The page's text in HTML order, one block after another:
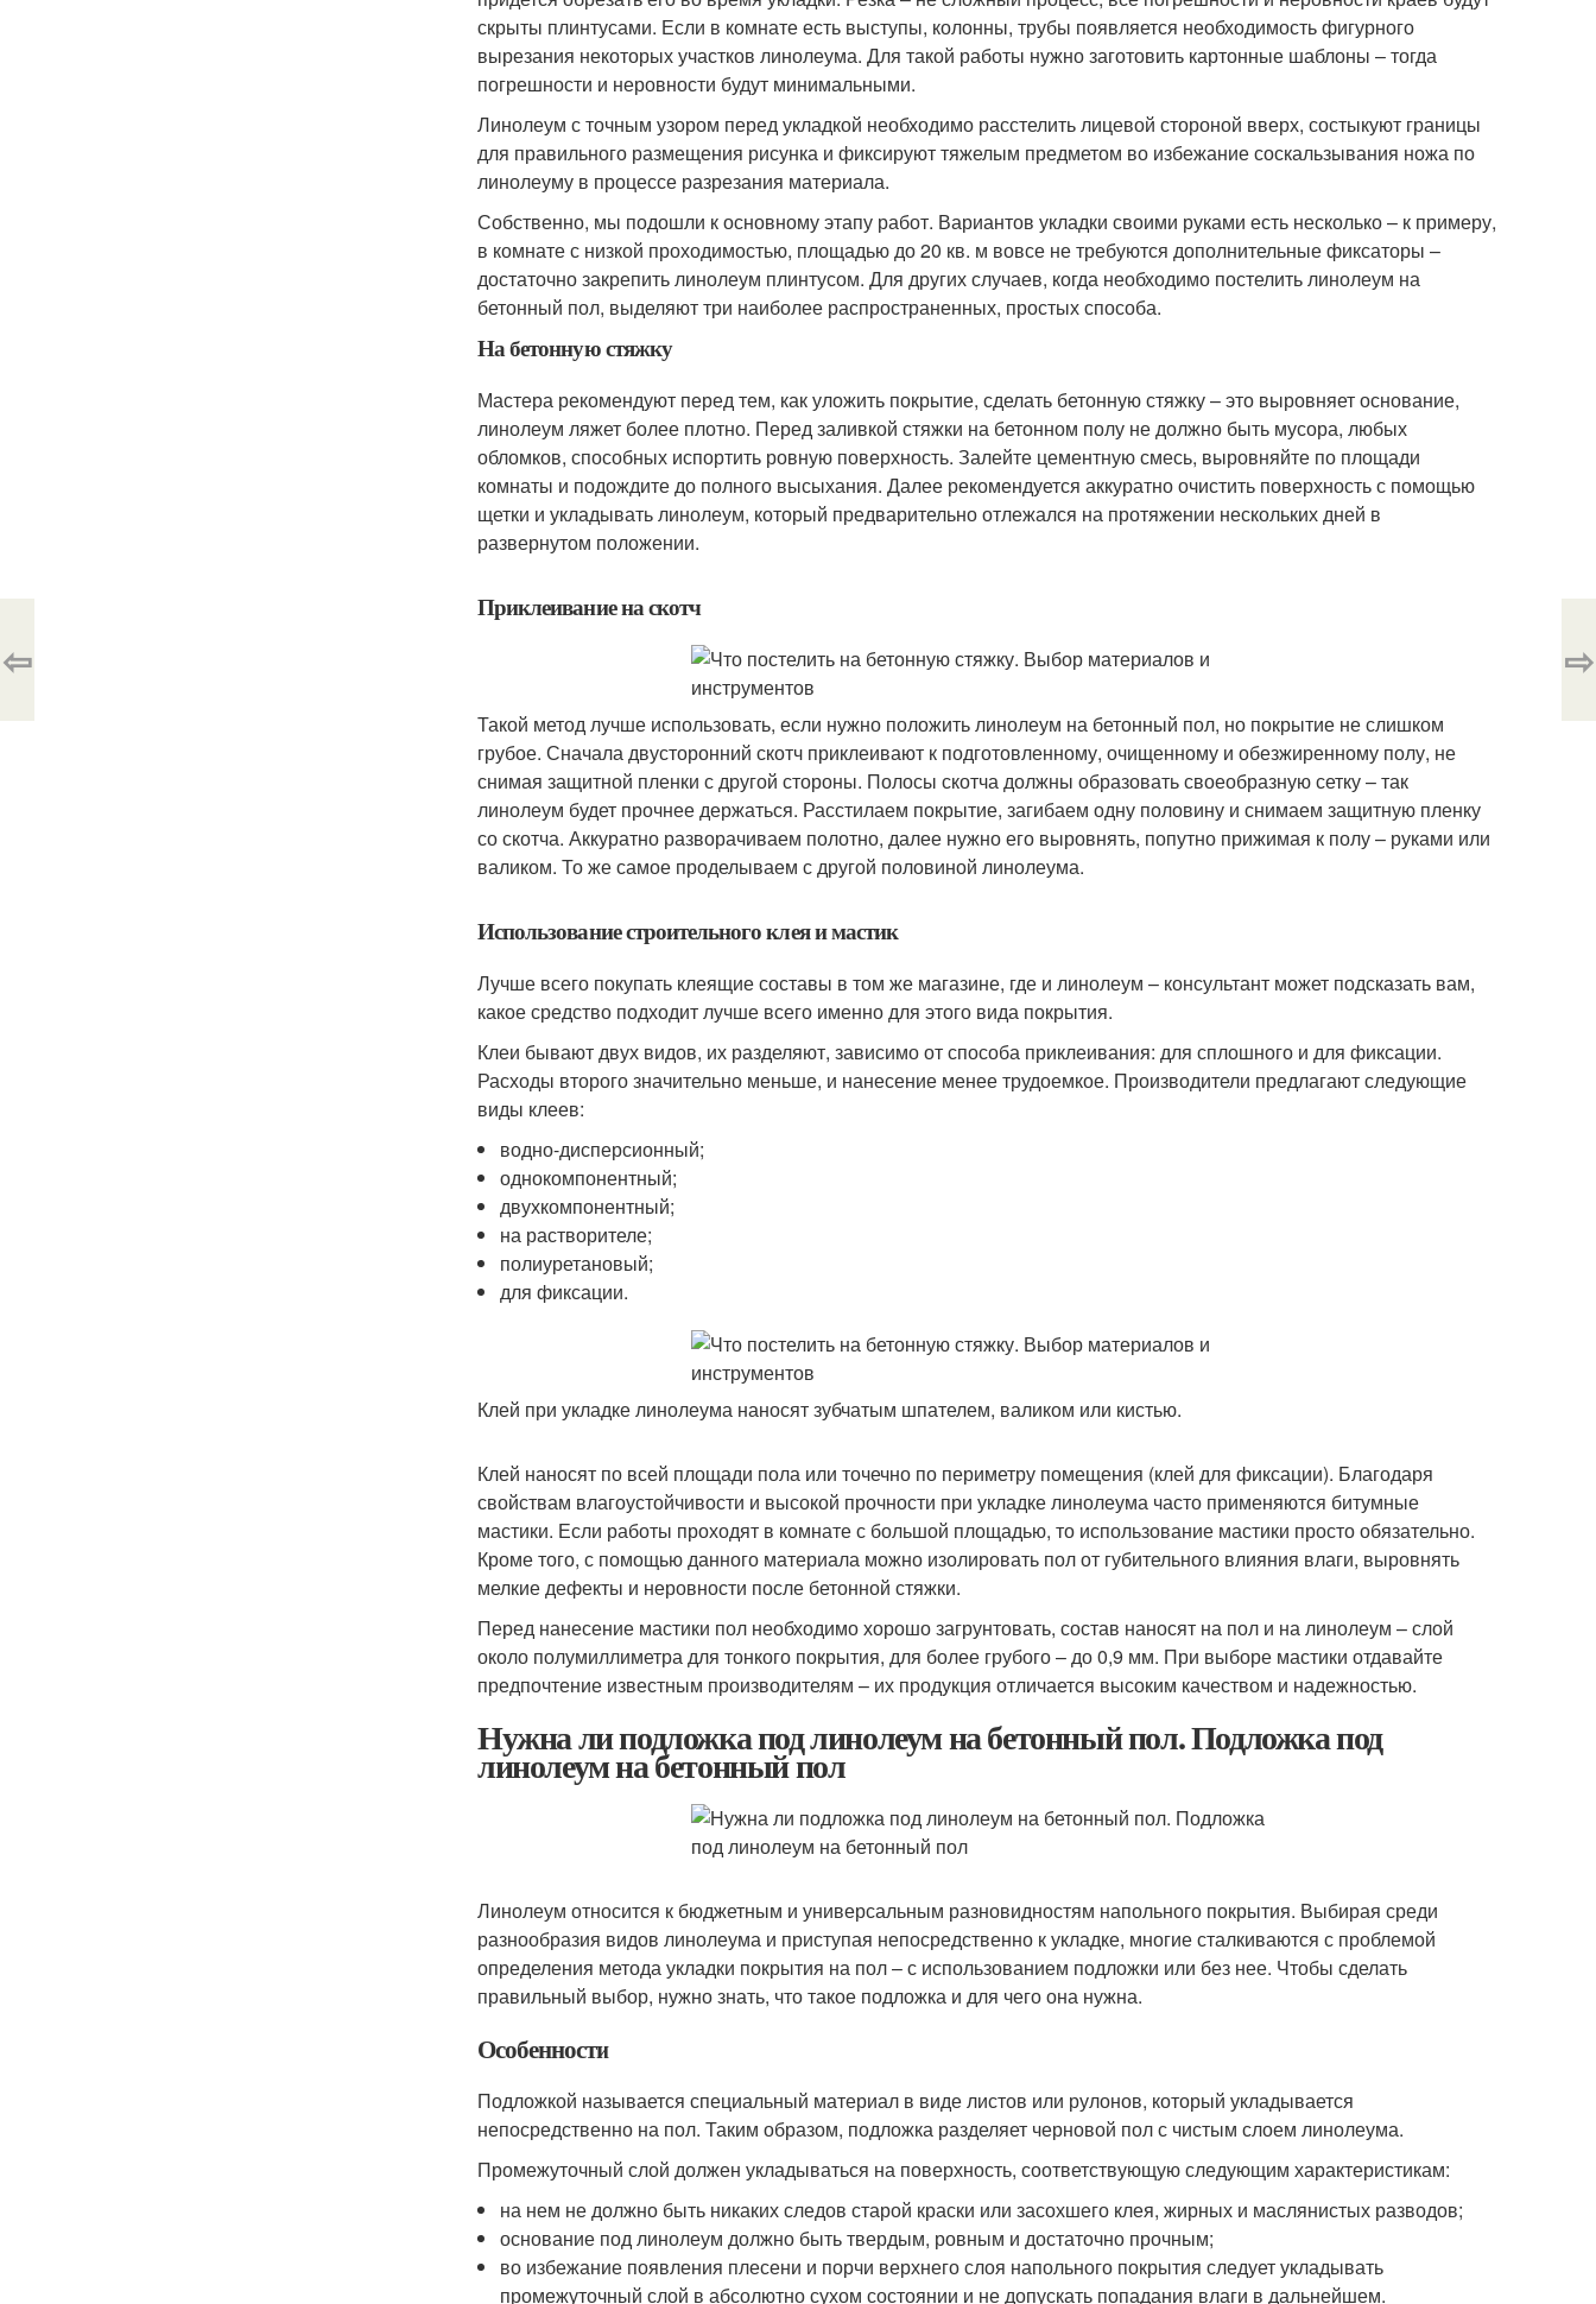
скрыты плинтусами. Если в комнате есть выступы, колонны, трубы появляется необходимость фигурного
вырезания некоторых участков линолеума. Для такой работы нужно заготовить картонные шаблоны – тогда
погрешности и неровности будут минимальными.
Линолеум с точным узором перед укладкой необходимо расстелить лицевой стороной вверх, состыкуют границы
для правильного размещения рисунка и фиксируют тяжелым предметом во избежание соскальзывания ножа по
линолеуму в процессе разрезания материала.
Собственно, мы подошли к основному этапу работ. Вариантов укладки своими руками есть несколько – к примеру,
в комнате с низкой проходимостью, площадью до 20 кв. м вовсе не требуются дополнительные фиксаторы –
достаточно закрепить линолеум плинтусом. Для других случаев, когда необходимо постелить линолеум на
бетонный пол, выделяют три наиболее распространенных, простых способа.
На бетонную стяжку
Мастера рекомендуют перед тем, как уложить покрытие, сделать бетонную стяжку – это выровняет основание,
линолеум ляжет более плотно. Перед заливкой стяжки на бетонном полу не должно быть мусора, любых
обломков, способных испортить ровную поверхность. Залейте цементную смесь, выровняйте по площади
комнаты и подождите до полного высыхания. Далее рекомендуется аккуратно очистить поверхность с помощью
щетки и укладывать линолеум, который предварительно отлежался на протяжении нескольких дней в
развернутом положении.
Приклеивание на скотч
Такой метод лучше использовать, если нужно положить линолеум на бетонный пол, но покрытие не слишком
грубое. Сначала двусторонний скотч приклеивают к подготовленному, очищенному и обезжиренному полу, не
снимая защитной пленки с другой стороны. Полосы скотча должны образовать своеобразную сетку – так
линолеум будет прочнее держаться. Расстилаем покрытие, загибаем одну половину и снимаем защитную пленку
со скотча. Аккуратно разворачиваем полотно, далее нужно его выровнять, попутно прижимая к полу – руками или
валиком. То же самое проделываем с другой половиной линолеума.
Использование строительного клея и мастик
Лучше всего покупать клеящие составы в том же магазине, где и линолеум – консультант может подсказать вам,
какое средство подходит лучше всего именно для этого вида покрытия.
Клеи бывают двух видов, их разделяют, зависимо от способа приклеивания: для сплошного и для фиксации.
Расходы второго значительно меньше, и нанесение менее трудоемкое. Производители предлагают следующие
виды клеев:
водно-дисперсионный;
однокомпонентный;
двухкомпонентный;
на растворителе;
полиуретановый;
для фиксации.
Клей при укладке линолеума наносят зубчатым шпателем, валиком или кистью.
Клей наносят по всей площади пола или точечно по периметру помещения (клей для фиксации). Благодаря
свойствам влагоустойчивости и высокой прочности при укладке линолеума часто применяются битумные
мастики. Если работы проходят в комнате с большой площадью, то использование мастики просто обязательно.
Кроме того, с помощью данного материала можно изолировать пол от губительного влияния влаги, выровнять
мелкие дефекты и неровности после бетонной стяжки.
Перед нанесение мастики пол необходимо хорошо загрунтовать, состав наносят на пол и на линолеум – слой
около полумиллиметра для тонкого покрытия, для более грубого – до 0,9 мм. При выборе мастики отдавайте
предпочтение известным производителям – их продукция отличается высоким качеством и надежностью.
Нужна ли подложка под линолеум на бетонный пол. Подложка под
линолеум на бетонный пол
Линолеум относится к бюджетным и универсальным разновидностям напольного покрытия. Выбирая среди
разнообразия видов линолеума и приступая непосредственно к укладке, многие сталкиваются с проблемой
определения метода укладки покрытия на пол – с использованием подложки или без нее. Чтобы сделать
правильный выбор, нужно знать, что такое подложка и для чего она нужна.
Особенности
Подложкой называется специальный материал в виде листов или рулонов, который укладывается
непосредственно на пол. Таким образом, подложка разделяет черновой пол с чистым слоем линолеума.
Промежуточный слой должен укладываться на поверхность, соответствующую следующим характеристикам:
на нем не должно быть никаких следов старой краски или засохшего клея, жирных и маслянистых разводов;
основание под линолеум должно быть твердым, ровным и достаточно прочным;
во избежание появления плесени и порчи верхнего слоя напольного покрытия следует укладывать
промежуточный слой в абсолютно сухом состоянии и не допускать попадания влаги в дальнейшем.
⇦ ⇨